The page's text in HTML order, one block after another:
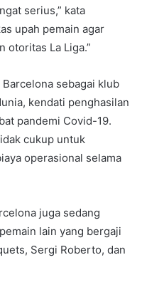
serius,” kata
upah pemain agar
otoritas La Liga.”
sebagai klub
kendati penghasilan
pandemi Covid-19.
cukup untuk
operasional selama
juga sedang
lain yang bergaji
Sergi Roberto, dan